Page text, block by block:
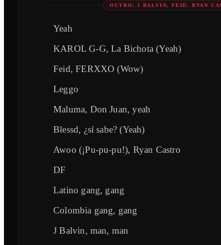
OUTRO: J BALVIN, FEID, RYAN
Yeah
KAROL G-G, La Bichota (Yeah)
Feid, FERXXO (Wow)
Leggo
Maluma, Don Juan, yeah
Blessd, ¿sí sabe? (Yeah)
Awoo (¡Pu-pu-pu!), Ryan Castro
DF
Latino gang, gang
Colombia gang, gang
J Balvin, man, man